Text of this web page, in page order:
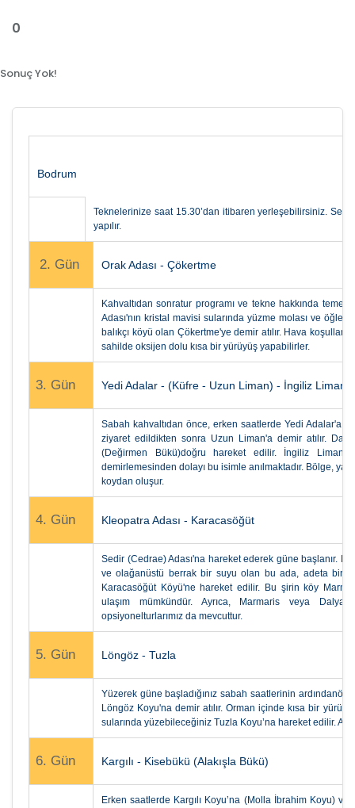
0
Sonuç Yok!
Bodrum
Teknelerinize saat 15.30’dan itibaren yerleşebilirsiniz.
yapılır.
2. Gün Orak Adası - Çökertme
Kahvaltıdan sonratur programı ve tekne hakkında
Adası'nın kristal mavisi sularında yüzme molası ve
balıkçı köyü olan Çökertme'ye demir atılır. Hava
sahilde oksijen dolu kısa bir yürüyüş yapabilirler.
3. Gün Yedi Adalar - (Küfre - Uzun Liman) - İngiliz Limanı
Sabah kahvaltıdan önce, erken saatlerde Yedi Adalar'a
ziyaret edildikten sonra Uzun Liman'a demir atılır.
(Değirmen Bükü)doğru hareket edilir. İngiliz
demirlemesinden dolayı bu isimle anılmaktadır. Bölge,
koydan oluşur.
4. Gün Kleopatra Adası - Karacasöğüt
Sedir (Cedrae) Adası'na hareket ederek güne başlanır.
ve olağanüstü berrak bir suyu olan bu ada, adeta bir
Karacasöğüt Köyü'ne hareket edilir. Bu şirin köy
ulaşım mümkündür. Ayrıca, Marmaris veya
opsiyonelturlarımız da mevcuttur.
5. Gün Löngöz - Tuzla
Yüzerek güne başladığınız sabah saatlerinin
Löngöz Koyu'na demir atılır. Orman içinde kısa bir
sularında yüzebileceğiniz Tuzla Koyu’na hareket edilir.
6. Gün Kargılı - Kisebükü (Alakışla Bükü)
Erken saatlerde Kargılı Koyu’na (Molla İbrahim Koyu)